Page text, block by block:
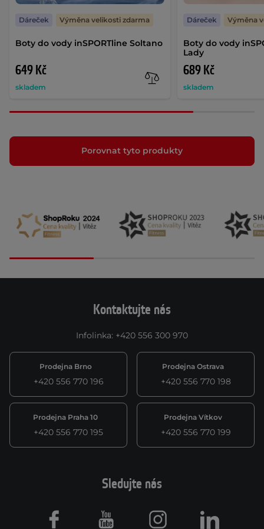
Boty do vody inSPORTline Soltano
649 Kč
skladem
Dáreček Výměna velikosti zdarma
Boty do vody
Lady
689 Kč
skladem
Dáreček Výměna
Porovnat tyto produkty
Kontaktujte nás
Infolinka: +420 556 300 970
Prodejna Brno
+420 556 770 196
Prodejna Ostrava
+420 556 770 198
Prodejna Praha 10
+420 556 770 195
Prodejna Vítkov
+420 556 770 199
Sledujte nás
Facebook Youtube Instagram LinkedIn